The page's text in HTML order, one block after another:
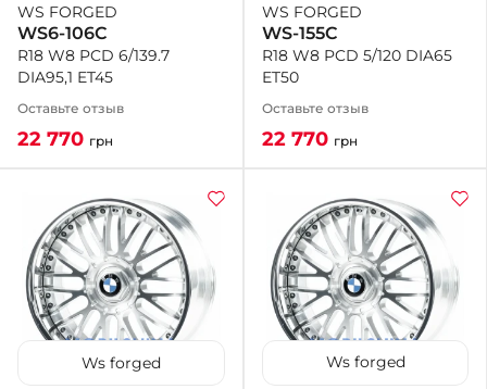
WS FORGED
WS6-106C
R18 W8 PCD 6/139.7
DIA95,1 ET45
Оставьте отзыв
22 770 грн
WS FORGED
WS-155C
R18 W8 PCD 5/120 DIA65
ET50
Оставьте отзыв
22 770 грн
Ws forged Ws forged